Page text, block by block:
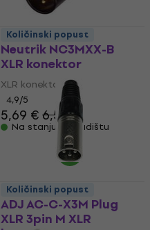
Neutrik NC3MXX-B
XLR konektor
XLR konektor
4,9/5
5,69 €6,59 €
Na stanju u skladištu
Količinski popust
ADJ AC-C-X3M Plug
XLR 3pin M XLR
Količinski popust